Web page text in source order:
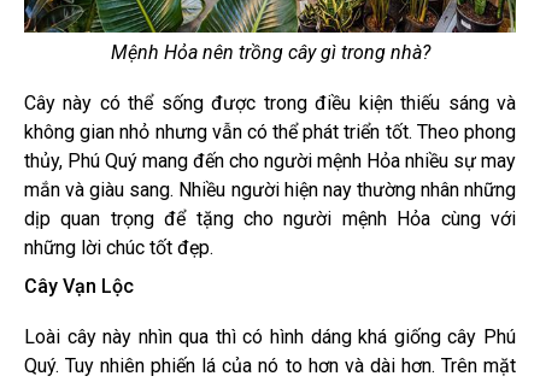
Mệnh Hỏa nên trồng cây gì trong nhà?
Cây này có thể sống được trong điều kiện thiếu sáng và
không gian nhỏ nhưng vẫn có thể phát triển tốt. Theo phong
thủy, Phú Quý mang đến cho người mệnh Hỏa nhiều sự may
mắn và giàu sang. Nhiều người hiện nay thường nhân những
dịp quan trọng để tặng cho người mệnh Hỏa cùng với
những lời chúc tốt đẹp.
Cây Vạn Lộc
Loài cây này nhìn qua thì có hình dáng khá giống cây Phú
Quý. Tuy nhiên phiến lá của nó to hơn và dài hơn. Trên mặt